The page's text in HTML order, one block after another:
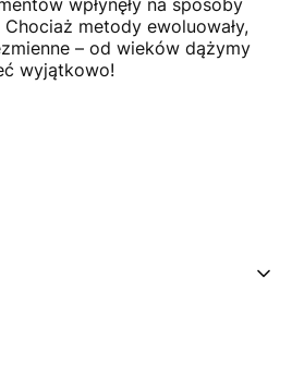
wpłynęły na sposoby
metody ewoluowały,
– od wieków dążymy
wyjątkowo!